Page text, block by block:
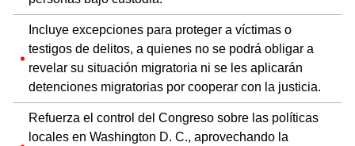
Incluye excepciones para proteger a víctimas o
testigos de delitos, a quienes no se podrá obligar a
revelar su situación migratoria ni se les aplicarán
detenciones migratorias por cooperar con la justicia.
Refuerza el control del Congreso sobre las políticas
locales en Washington D. C., aprovechando la